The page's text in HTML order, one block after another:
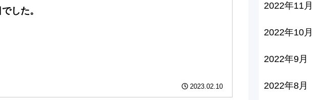
した。
2023.02.10
2022年11月
2022年10月
2022年9月
2022年8月